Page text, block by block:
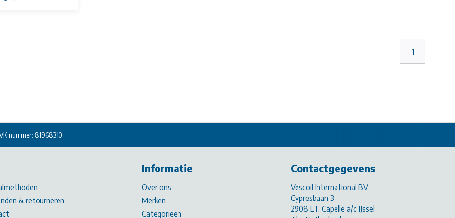
1
nummer: 81968310
& retourneren
Informatie
Over ons
Merken
Categorieën
Contactgegevens
Vescoil International BV
Cypresbaan 3
2908 LT, Capelle a/d IJssel